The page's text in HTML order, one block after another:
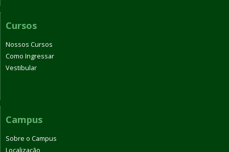
Cursos
Nossos Cursos
Como Ingressar
Vestibular
Campus
Sobre o Campus